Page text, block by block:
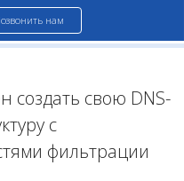
нам
создать свою DNS-
с
фильтрации